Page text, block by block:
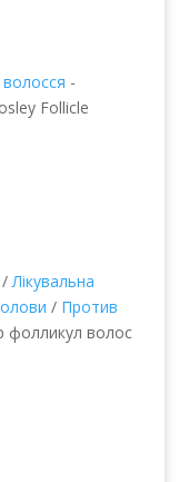
-
Follicle
/Лікувальна
/ Против
волос